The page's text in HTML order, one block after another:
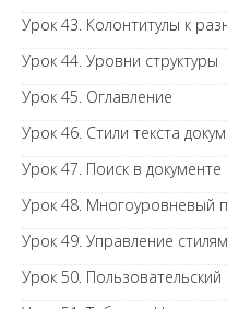
Урок 43. Колонтитулы к
Урок 44. Уровни структуры
Урок 45. Оглавление
Урок 46. Стили текста
Урок 47. Поиск в документе
Урок 48. Многоуровневый
Урок 49. Управление
Урок 50.